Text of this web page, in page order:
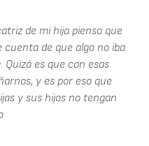
de mi hija pienso que
cuenta de que algo no iba
Quizá es que con esas
y es por eso que
y sus hijos no tengan